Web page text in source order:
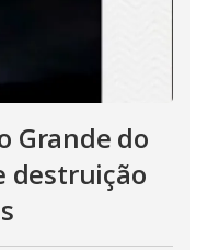
Grande do
destruição